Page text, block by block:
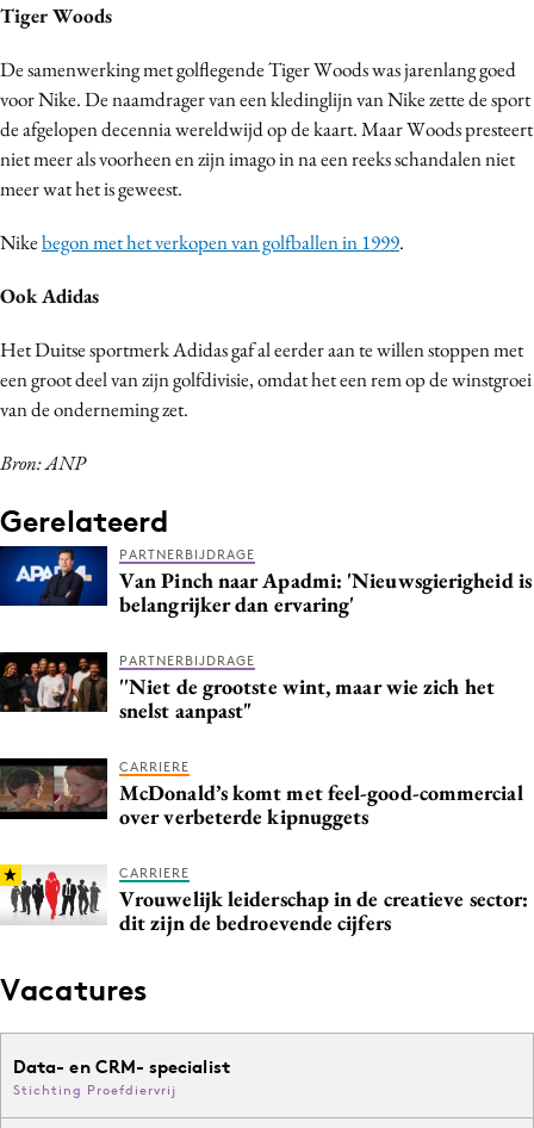
Craft
Customer Experience
Data & Insights
Design
Digital transformation
Effectiviteit
Interne communicatie
Martech
Media
Merkstrategie
Programmatic
Purpose Marketing
Reputatie & crisis
Tiger Woods
De samenwerking met golflegende Tiger Woods was jarenlang goed
voor Nike. De naamdrager van een kledinglijn van Nike zette de sport
de afgelopen decennia wereldwijd op de kaart. Maar Woods presteert
niet meer als voorheen en zijn imago in na een reeks schandalen niet
meer wat het is geweest.
Nikebegon met het verkopen van golfballen in 1999.
Ook Adidas
Het Duitse sportmerk Adidas gaf al eerder aan te willen stoppen met
een groot deel van zijn golfdivisie, omdat het een rem op de winstgroei
van de onderneming zet.
Bron: ANP
Gerelateerd
PARTNERBIJDRAGE
Van Pinch naar Apadmi: 'Nieuwsgierigheid is
belangrijker dan ervaring'
PARTNERBIJDRAGE
''Niet de grootste wint, maar wie zich het
snelst aanpast"
CARRIERE
McDonald’s komt met feel-good-commercial
over verbeterde kipnuggets
CARRIERE
Vrouwelijk leiderschap in de creatieve sector:
dit zijn de bedroevende cijfers
Vacatures
Data- en CRM- specialist
Stichting Proefdiervrij